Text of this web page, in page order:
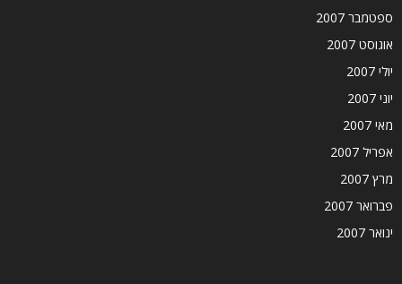
ספטמבר 2007
אוגוסט 2007
יולי 2007
יוני 2007
מאי 2007
אפריל 2007
מרץ 2007
פברואר 2007
ינואר 2007